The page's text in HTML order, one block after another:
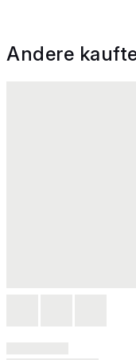
Andere